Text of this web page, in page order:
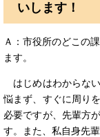
いします！
Ａ：市役所のどこの
ます。
はじめはわからな
悩まず、すぐに周り
必要ですが、先輩方
す。また、私自身先